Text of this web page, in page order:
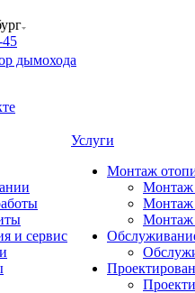
45
дымохода
и сервис
Услуги
Монтаж
Монтаж
Монтаж
Монтаж